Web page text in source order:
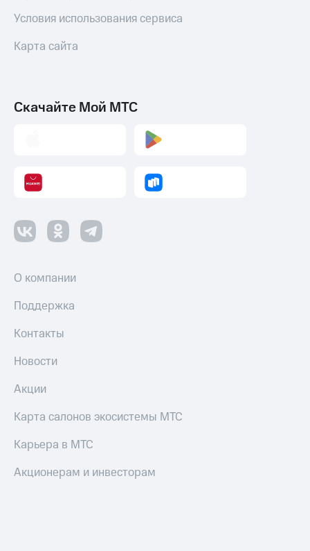
Условия использования сервиса
Карта сайта
Скачайте Мой МТС
О компании
Поддержка
Контакты
Новости
Акции
Карта салонов экосистемы МТС
Карьера в МТС
Акционерам и инвесторам